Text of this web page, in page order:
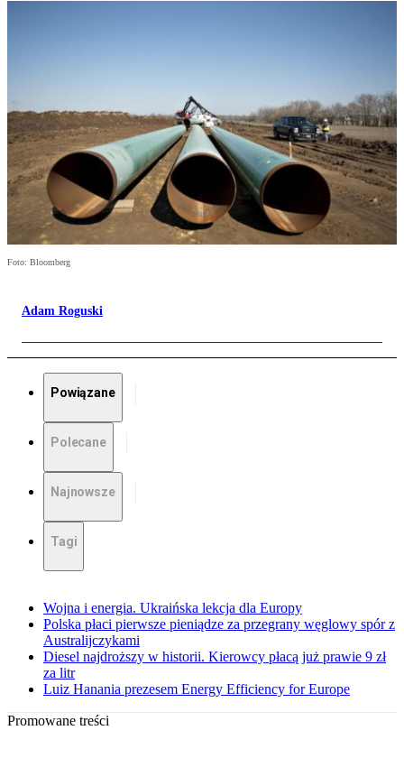
Foto: Bloomberg
Adam Roguski
Powiązane
Polecane
Najnowsze
Tagi
Wojna i energia. Ukraińska lekcja dla Europy
Polska płaci pierwsze pieniądze za przegrany węglowy spór z
Australijczykami
Diesel najdroższy w historii. Kierowcy płacą już prawie 9 zł
za litr
Luiz Hanania prezesem Energy Efficiency for Europe
Promowane treści